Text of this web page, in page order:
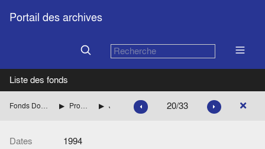
Portail des archives
Liste des fonds
Fonds Documentation de la Commission européenne Production de la Commission européenne 20/33
Dates
1994